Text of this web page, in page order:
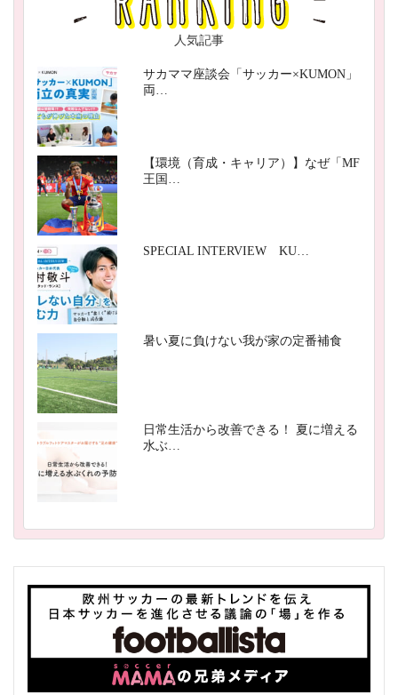
人気記事
サカママ座談会「サッカー×KUMON」
両…
【環境（育成・キャリア）】なぜ「MF
王国…
SPECIAL INTERVIEW KU…
暑い夏に負けない我が家の定番補食
日常生活から改善できる！ 夏に増える
水ぶ…